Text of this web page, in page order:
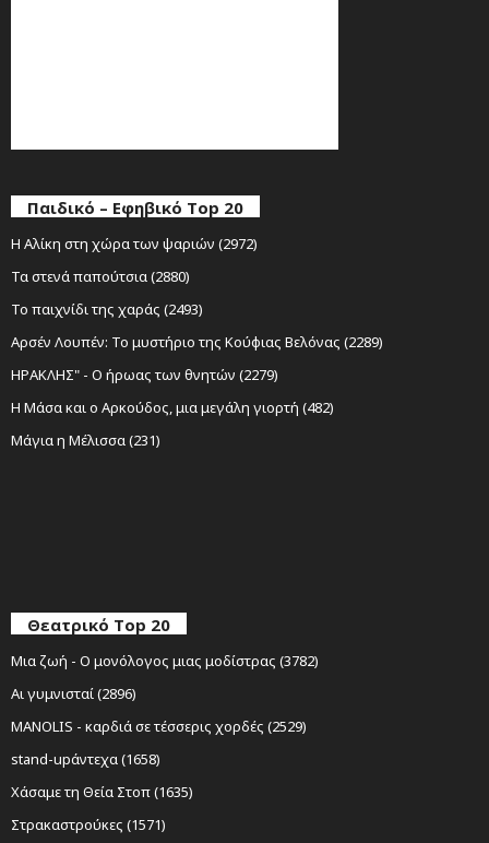
Παιδικό – Εφηβικό Top 20
Η Αλίκη στη χώρα των ψαριών (2972)
Τα στενά παπούτσια (2880)
Το παιχνίδι της χαράς (2493)
Αρσέν Λουπέν: Το μυστήριο της Κούφιας Βελόνας (2289)
ΗΡΑΚΛΗΣ" - Ο ήρωας των θνητών (2279)
Η Μάσα και ο Αρκούδος, μια μεγάλη γιορτή (482)
Μάγια η Μέλισσα (231)
Θεατρικό Top 20
Μια ζωή - Ο μονόλογος μιας μοδίστρας (3782)
Αι γυμνισταί (2896)
MANOLIS - καρδιά σε τέσσερις χορδές (2529)
stand-upάντεχα (1658)
Χάσαμε τη Θεία Στοπ (1635)
Στρακαστρούκες (1571)